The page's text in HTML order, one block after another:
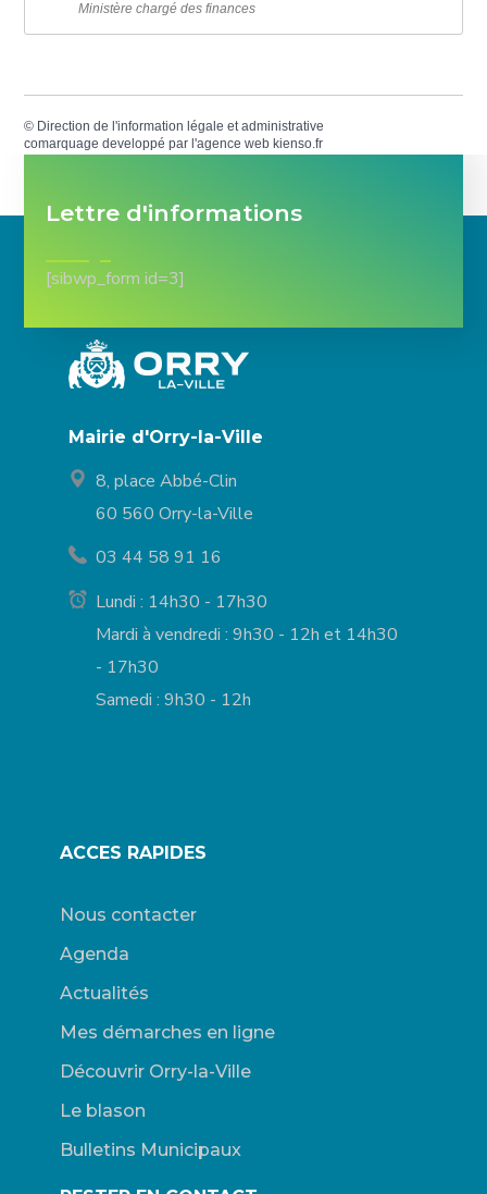
Ministère chargé des finances
© Direction de l'information légale et administrative
comarquage developpé par l'agence web kienso.fr
Lettre d'informations
[sibwp_form id=3]
Mairie d'Orry-la-Ville
8, place Abbé-Clin
60 560 Orry-la-Ville
03 44 58 91 16
Lundi : 14h30 - 17h30
Mardi à vendredi : 9h30 - 12h et 14h30
- 17h30
Samedi : 9h30 - 12h
ACCES RAPIDES
Nous contacter
Agenda
Actualités
Mes démarches en ligne
Découvrir Orry-la-Ville
Le blason
Bulletins Municipaux